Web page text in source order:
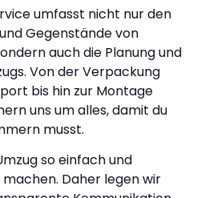
umfasst nicht nur den
Gegenstände von
auch die Planung und
Von der Verpackung
bis hin zur Montage
uns um alles, damit du
musst.
so einfach und
Daher legen wir